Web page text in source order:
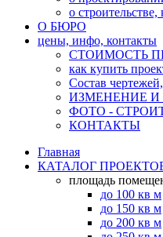
о
О БЮРО
цены, инфо, контакты
СТОИМОСТЬ
как купить
Состав
ИЗМЕНЕНИЕ
ФОТО -
КОНТАКТЫ
Главная
КАТАЛОГ
площадь
до 100 кв м
до 150 кв м
до 200 кв м